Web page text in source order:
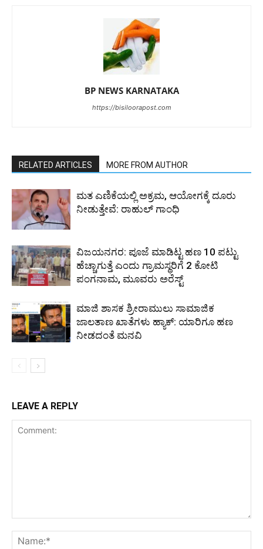
BP NEWS KARNATAKA
https://bisiloorapost.com
RELATED ARTICLES MORE FROM AUTHOR
ಮತ ಎಣಿಕೆಯಲ್ಲಿ ಅಕ್ರಮ, ಆಯೋಗಕ್ಕೆ ದೂರು
ನೀಡುತ್ತೇವೆ: ರಾಹುಲ್‌ ಗಾಂಧಿ
ವಿಜಯನಗರ: ಪೂಜೆ ಮಾಡಿಟ್ಟ ಹಣ 10 ಪಟ್ಟು
ಹೆಚ್ಚಾಗುತ್ತೆ ಎಂದು ಗ್ರಾಮಸ್ಥರಿಗೆ 2 ಕೋಟಿ
ಪಂಗನಾಮ, ಮೂವರು ಅರೆಸ್ಟ್
ಮಾಜಿ ಶಾಸಕ ಶ್ರೀರಾಮುಲು ಸಾಮಾಜಿಕ
ಜಾಲತಾಣ ಖಾತೆಗಳು ಹ್ಯಾಕ್​: ಯಾರಿಗೂ ಹಣ
ನೀಡದಂತೆ ಮನವಿ
LEAVE A REPLY